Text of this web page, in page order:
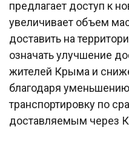
предлагает доступ к
увеличивает объем
доставить на
означать улучшение
жителей Крыма и
благодаря уменьшению
транспортировку по
доставляемым через